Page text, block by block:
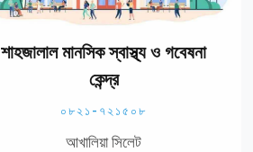
শাহজালাল মানসিক স্বাস্থ্য ও গবেষনা
কেন্দ্র
০৮২১-৭২১৫০৮
আখালিয়া সিলেট